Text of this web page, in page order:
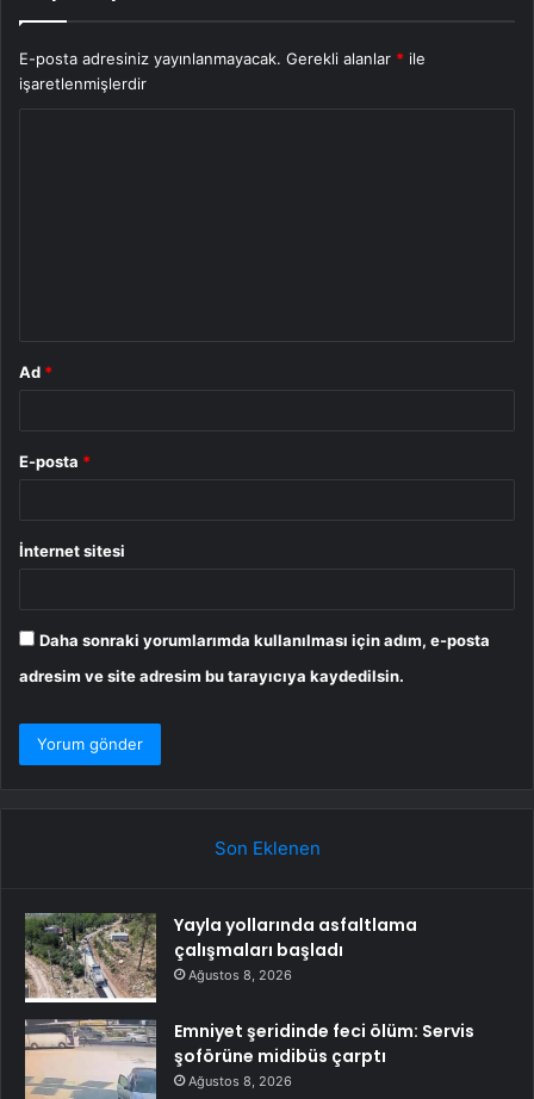
E-posta adresiniz yayınlanmayacak. Gerekli alanlar * ile
işaretlenmişlerdir
Ad *
E-posta *
İnternet sitesi
Daha sonraki yorumlarımda kullanılması için adım, e-posta
adresim ve site adresim bu tarayıcıya kaydedilsin.
Son Eklenen
Yayla yollarında asfaltlama
çalışmaları başladı
Ağustos 8, 2026
Emniyet şeridinde feci ölüm: Servis
şoförüne midibüs çarptı
Ağustos 8, 2026